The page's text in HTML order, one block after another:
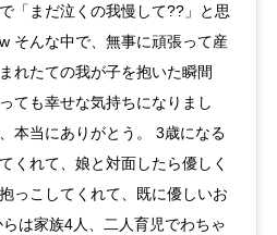
「まだ泣くの我慢して??」と思
そんな中で、無事に頑張って産
れたての我が子を抱いた瞬間
ても幸せな気持ちになりまし
本当にありがとう。 3歳になる
くれて、娘と対面したら優しく
っこしてくれて、既に優しいお
は家族4人、二人育児でわちゃ